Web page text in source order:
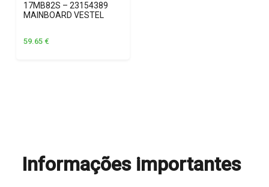
17MB82S – 23154389
MAINBOARD VESTEL
59.65 €
Informações importantes